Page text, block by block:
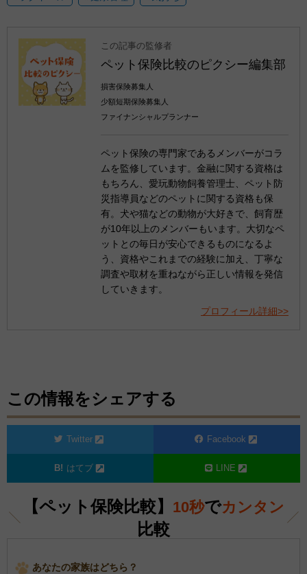
この記事の監修者
ペット保険比較のピクシー編集部
損害保険募集人
少額短期保険募集人
ファイナンシャルプランナー
ペット保険の専門家であるメンバーがコラ
ムを監修しています。金融に関する資格は
もちろん、愛玩動物飼養管理士、ペット防
災指導員などのペットに関する資格も保
有。犬や猫などの動物が大好きで、飼育歴
が10年以上のメンバーもいます。大切なペ
ットとの毎日が安心できるものになるよ
う、資格やこれまでの経験に加え、丁寧な
調査や取材を重ねながら正しい情報を発信
していきます。
プロフィール詳細>>
この情報をシェアする
Twitter Facebook
はてブ LINE
【ペット保険比較】 10秒でカンタン
比較
あなたの家族はどちら？